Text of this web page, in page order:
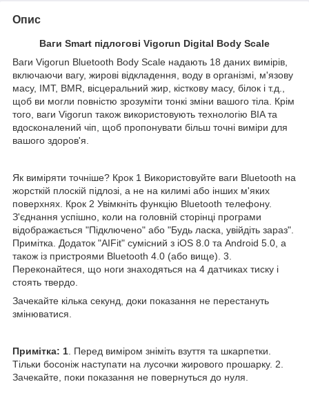
Опис
Ваги Smart підлогові Vigorun Digital Body Scale
Ваги Vigorun Bluetooth Body Scale надають 18 даних вимірів,
включаючи вагу, жирові відкладення, воду в організмі, м'язову
масу, ІМТ, BMR, вісцеральний жир, кісткову масу, білок і т.д.,
щоб ви могли повністю зрозуміти тонкі зміни вашого тіла. Крім
того, ваги Vigorun також використовують технологію BIA та
вдосконалений чіп, щоб пропонувати більш точні виміри для
вашого здоров'я.
Як виміряти точніше? Крок 1 Використовуйте ваги Bluetooth на
жорсткій плоскій підлозі, а не на килимі або інших м'яких
поверхнях. Крок 2 Увімкніть функцію Bluetooth телефону.
З'єднання успішно, коли на головній сторінці програми
відображається "Підключено" або "Будь ласка, увійдіть зараз".
Примітка. Додаток "AIFit" сумісний з iOS 8.0 та Android 5.0, а
також із пристроями Bluetooth 4.0 (або вище). 3.
Переконайтеся, що ноги знаходяться на 4 датчиках тиску і
стоять твердо.
Зачекайте кілька секунд, доки показання не перестануть
змінюватися.
Примітка: 1 . Перед виміром зніміть взуття та шкарпетки.
Тільки босоніж наступати на лусочки жирового прошарку. 2.
Зачекайте, поки показання не повернуться до нуля.